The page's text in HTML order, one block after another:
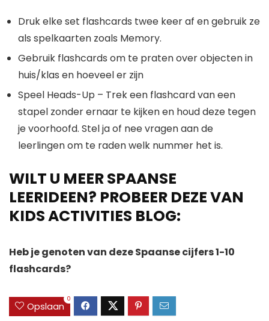
Druk elke set flashcards twee keer af en gebruik ze
als spelkaarten zoals Memory.
Gebruik flashcards om te praten over objecten in
huis/klas en hoeveel er zijn
Speel Heads-Up – Trek een flashcard van een
stapel zonder ernaar te kijken en houd deze tegen
je voorhoofd. Stel ja of nee vragen aan de
leerlingen om te raden welk nummer het is.
WILT U MEER SPAANSE
LEERIDEEN? PROBEER DEZE VAN
KIDS ACTIVITIES BLOG:
Heb je genoten van deze Spaanse cijfers 1-10
flashcards?
Opslaan
0